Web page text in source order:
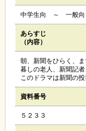
木
覧
ギ
ラ
中学生向 ～ 一般向
あらすじ
（内容）
朝、新聞をひらく、
暮しの老人、新聞記
このドラマは新聞の
資料番号
５２３３